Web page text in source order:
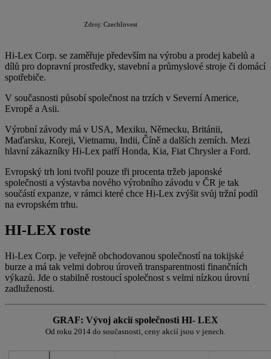
Zdroj: CzechInvest
Hi-Lex Corp. se zaměřuje především na výrobu a prodej kabelů a
dílů pro dopravní prostředky, stavební a průmyslové stroje či domácí
spotřebiče.
V současnosti působí společnost na trzích v Severní Americe,
Evropě a Asii.
Výrobní závody má v USA, Mexiku, Německu, Británii,
Maďarsku, Koreji, Vietnamu, Indii, Číně a dalších zemích. Mezi
hlavní zákazníky Hi-Lex patří Honda, Kia, Fiat Chrysler a Ford.
Evropský trh loni tvořil pouze tři procenta tržeb japonské
společnosti a výstavba nového výrobního závodu v ČR je tak
součástí expanze, v rámci které chce Hi-Lex zvýšit svůj tržní podíl
na evropském trhu.
HI-LEX roste
Hi-Lex Corp. je veřejně obchodovanou společností na tokijské
burze a má tak velmi dobrou úroveň transparentnosti finančních
výkazů. Jde o stabilně rostoucí společnost s velmi nízkou úrovní
zadluženosti.
GRAF: Vývoj akcií společnosti HI- LEX
Od roku 2014 do současnosti, ceny akcií jsou v jenech.